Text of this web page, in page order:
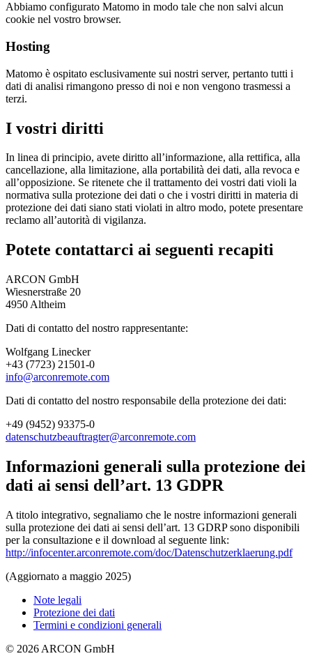
Abbiamo configurato Matomo in modo tale che non salvi alcun
cookie nel vostro browser.
Hosting
Matomo è ospitato esclusivamente sui nostri server, pertanto tutti i
dati di analisi rimangono presso di noi e non vengono trasmessi a
terzi.
I vostri diritti
In linea di principio, avete diritto all’informazione, alla rettifica, alla
cancellazione, alla limitazione, alla portabilità dei dati, alla revoca e
all’opposizione. Se ritenete che il trattamento dei vostri dati violi la
normativa sulla protezione dei dati o che i vostri diritti in materia di
protezione dei dati siano stati violati in altro modo, potete presentare
reclamo all’autorità di vigilanza.
Potete contattarci ai seguenti recapiti
ARCON GmbH
Wiesnerstraße 20
4950 Altheim
Dati di contatto del nostro rappresentante:
Wolfgang Linecker
+43 (7723) 21501-0
info@arconremote.com
Dati di contatto del nostro responsabile della protezione dei dati:
+49 (9452) 93375-0
datenschutzbeauftragter@arconremote.com
Informazioni generali sulla protezione dei
dati ai sensi dell’art. 13 GDPR
A titolo integrativo, segnaliamo che le nostre informazioni generali
sulla protezione dei dati ai sensi dell’art. 13 GDRP sono disponibili
per la consultazione e il download al seguente link:
http://infocenter.arconremote.com/doc/Datenschutzerklaerung.pdf
(Aggiornato a maggio 2025)
Note legali
Protezione dei dati
Termini e condizioni generali
© 2026 ARCON GmbH